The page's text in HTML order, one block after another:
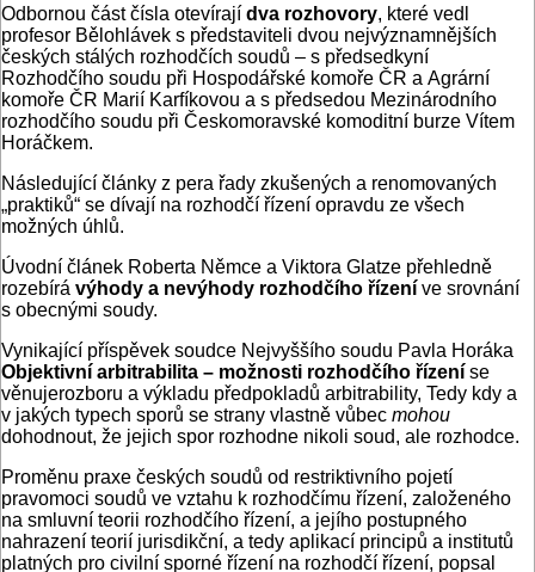
Odbornou část čísla otevírají dva rozhovory, které vedl
profesor Bělohlávek s představiteli dvou nejvýznamnějších
českých stálých rozhodčích soudů – s předsedkyní
Rozhodčího soudu při Hospodářské komoře ČR a Agrární
komoře ČR Marií Karfíkovou a s předsedou Mezinárodního
rozhodčího soudu při Českomoravské komoditní burze Vítem
Horáčkem.
Následující články z pera řady zkušených a renomovaných
„praktiků“ se dívají na rozhodčí řízení opravdu ze všech
možných úhlů.
Úvodní článek Roberta Němce a Viktora Glatze přehledně
rozebírá výhody a nevýhody rozhodčího řízení ve srovnání
s obecnými soudy.
Vynikající příspěvek soudce Nejvyššího soudu Pavla Horáka
Objektivní arbitrabilita – možnosti rozhodčího řízení se
věnujerozboru a výkladu předpokladů arbitrability, Tedy kdy a
v jakých typech sporů se strany vlastně vůbec mohou
dohodnout, že jejich spor rozhodne nikoli soud, ale rozhodce.
Proměnu praxe českých soudů od restriktivního pojetí
pravomoci soudů ve vztahu k rozhodčímu řízení, založeného
na smluvní teorii rozhodčího řízení, a jejího postupného
nahrazení teorií jurisdikční, a tedy aplikací principů a institutů
platných pro civilní sporné řízení na rozhodčí řízení, popsal